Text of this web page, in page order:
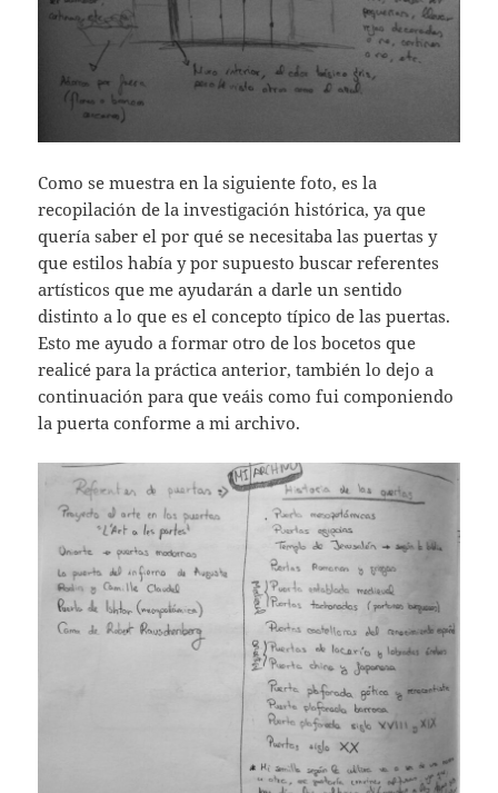
Como se muestra en la siguiente foto, es la
recopilación de la investigación histórica, ya que
quería saber el por qué se necesitaba las puertas y
que estilos había y por supuesto buscar referentes
artísticos que me ayudarán a darle un sentido
distinto a lo que es el concepto típico de las puertas.
Esto me ayudo a formar otro de los bocetos que
realicé para la práctica anterior, también lo dejo a
continuación para que veáis como fui componiendo
la puerta conforme a mi archivo.